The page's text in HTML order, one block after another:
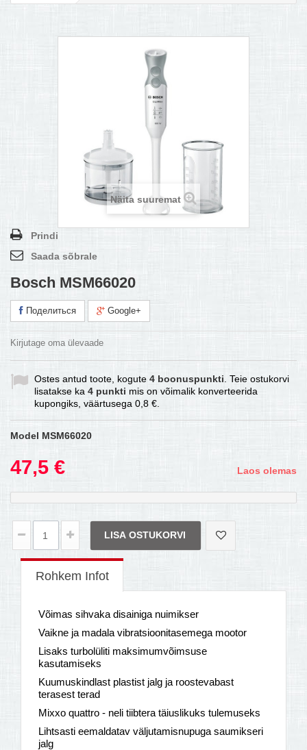
Näita suuremat
Prindi
Saada sõbrale
Bosch MSM66020
Поделиться Google+
Kirjutage oma ülevaade
Ostes antud toote, kogute 4 boonuspunkti . Teie ostukorvi
lisatakse ka 4 punkti mis on võimalik konverteerida
kupongiks, väärtusega 0,8 €
Model MSM66020
47,5 € Laos olemas
LISA OSTUKORVI
Rohkem Infot
Võimas sihvaka disainiga nuimikser
Vaikne ja madala vibratsioonitasemega mootor
Lisaks turbolüliti maksimumvõimsuse
kasutamiseks
Kuumuskindlast plastist jalg ja roostevabast
terasest terad
Mixxo quattro - neli tiibtera täiuslikuks tulemuseks
Lihtsasti eemaldatav väljutamisnupuga saumikseri
jalg